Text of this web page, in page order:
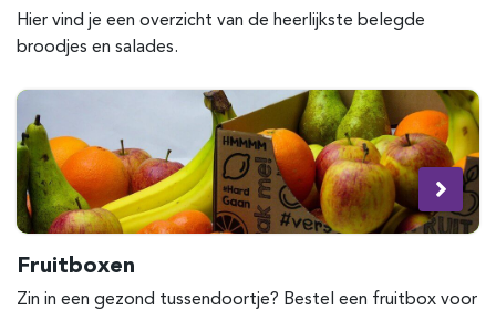
Hier vind je een overzicht van de heerlijkste belegde
broodjes en salades.
Fruitboxen
Zin in een gezond tussendoortje? Bestel een fruitbox voor